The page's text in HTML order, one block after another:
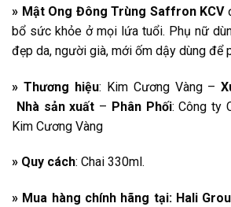
» Mật Ong Đông Trùng Saffron KCV
bổ sức khỏe ở mọi lứa tuổi. Phụ nữ
đẹp da, người già, mới ốm dậy dùng để
» Thương hiệu: Kim Cương Vàng –
Nhà sản xuất – Phân Phối: Công ty
Kim Cương Vàng
» Quy cách: Chai 330ml.
» Mua hàng chính hãng tại: Hali